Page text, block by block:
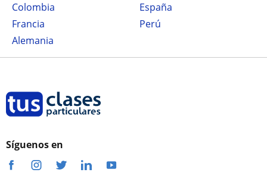
Colombia
España
Francia
Perú
Alemania
Síguenos en